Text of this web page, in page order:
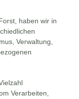
haben wir in
Verwaltung,
Verarbeiten,